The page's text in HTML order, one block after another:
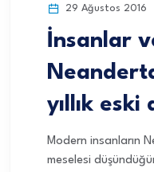
29 Ağustos 2016
İnsanlar
yıllık eski
Modern insanların
meselesi